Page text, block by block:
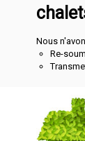
Nous
Re-